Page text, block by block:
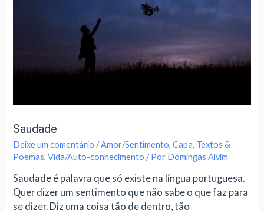
Saudade
Deixe um comentário /Amor/Sentimento,Capa, Textos &
Poemas,Vida/Auto-conhecimento / Por Domingas Alvim
Saudade é palavra que só existe na língua portuguesa.
Quer dizer um sentimento que não sabe o que faz para
se dizer. Diz uma coisa tão de dentro, tão